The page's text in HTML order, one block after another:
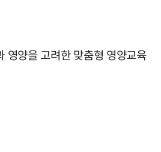
양을 고려한 맞춤형 영양교육